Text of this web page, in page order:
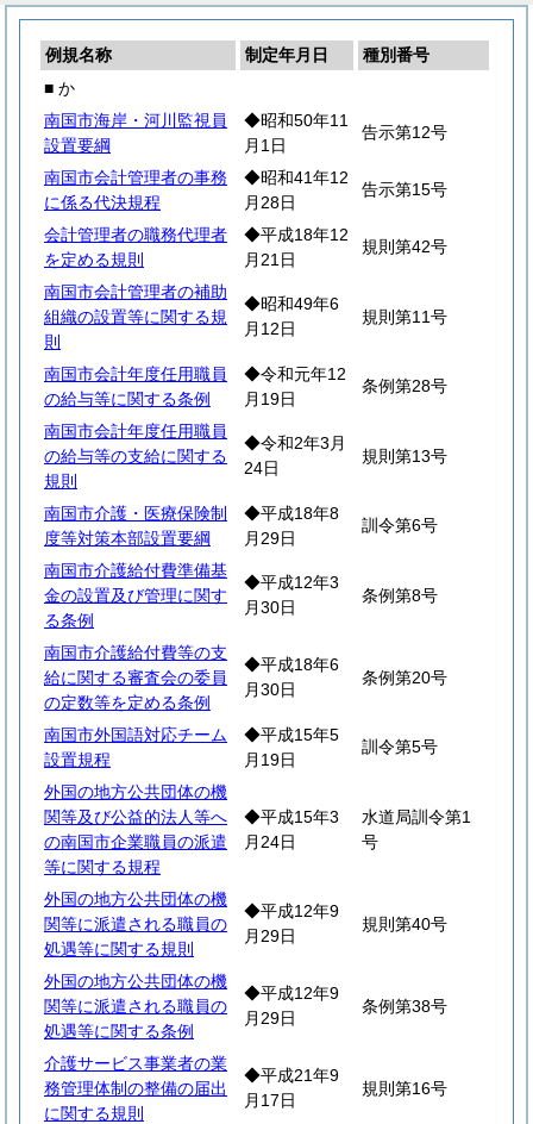
例規名称 制定年月日
種別番号
■ か
南国市海岸・河川監視員
設置要綱
◆昭和50年11
月1日
告示第12号
南国市会計管理者の事務
に係る代決規程
◆昭和41年12
月28日
告示第15号
会計管理者の職務代理者
を定める規則
◆平成18年12
月21日
規則第42号
南国市会計管理者の補助
組織の設置等に関する規
則
◆昭和49年6
月12日
規則第11号
南国市会計年度任用職員
の給与等に関する条例
◆令和元年12
月19日
条例第28号
南国市会計年度任用職員
の給与等の支給に関する
規則
◆令和2年3月
24日
規則第13号
南国市介護・医療保険制
度等対策本部設置要綱
◆平成18年8
月29日
訓令第6号
南国市介護給付費準備基
金の設置及び管理に関す
る条例
◆平成12年3
月30日
条例第8号
南国市介護給付費等の支
給に関する審査会の委員
の定数等を定める条例
◆平成18年6
月30日
条例第20号
南国市外国語対応チーム
設置規程
◆平成15年5
月19日
訓令第5号
外国の地方公共団体の機
関等及び公益的法人等へ
の南国市企業職員の派遣
等に関する規程
◆平成15年3
月24日
水道局訓令第1
号
外国の地方公共団体の機
関等に派遣される職員の
処遇等に関する規則
◆平成12年9
月29日
規則第40号
外国の地方公共団体の機
関等に派遣される職員の
処遇等に関する条例
◆平成12年9
月29日
条例第38号
介護サービス事業者の業
務管理体制の整備の届出
に関する規則
◆平成21年9
月17日
規則第16号